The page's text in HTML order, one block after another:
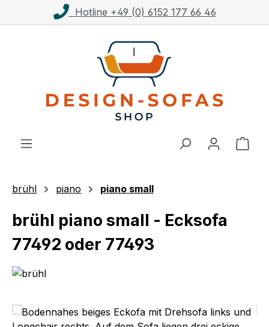
Zum Hauptinhalt springenKostenloser Versand ab 1.000€**
brühl piano piano small
brühl piano small - Ecksofa
77492 oder 77493
Bildergalerie überspringen